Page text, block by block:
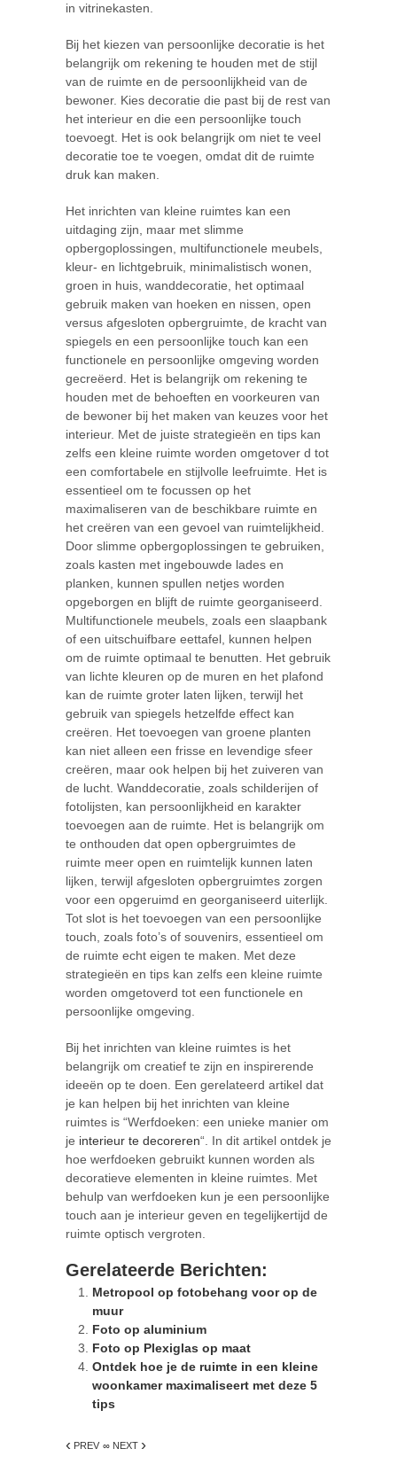
in vitrinekasten.
Bij het kiezen van persoonlijke decoratie is het
belangrijk om rekening te houden met de stijl
van de ruimte en de persoonlijkheid van de
bewoner. Kies decoratie die past bij de rest van
het interieur en die een persoonlijke touch
toevoegt. Het is ook belangrijk om niet te veel
decoratie toe te voegen, omdat dit de ruimte
druk kan maken.
Het inrichten van kleine ruimtes kan een
uitdaging zijn, maar met slimme
opbergoplossingen, multifunctionele meubels,
kleur- en lichtgebruik, minimalistisch wonen,
groen in huis, wanddecoratie, het optimaal
gebruik maken van hoeken en nissen, open
versus afgesloten opbergruimte, de kracht van
spiegels en een persoonlijke touch kan een
functionele en persoonlijke omgeving worden
gecreëerd. Het is belangrijk om rekening te
houden met de behoeften en voorkeuren van
de bewoner bij het maken van keuzes voor het
interieur. Met de juiste strategieën en tips kan
zelfs een kleine ruimte worden omgetover d tot
een comfortabele en stijlvolle leefruimte. Het is
essentieel om te focussen op het
maximaliseren van de beschikbare ruimte en
het creëren van een gevoel van ruimtelijkheid.
Door slimme opbergoplossingen te gebruiken,
zoals kasten met ingebouwde lades en
planken, kunnen spullen netjes worden
opgeborgen en blijft de ruimte georganiseerd.
Multifunctionele meubels, zoals een slaapbank
of een uitschuifbare eettafel, kunnen helpen
om de ruimte optimaal te benutten. Het gebruik
van lichte kleuren op de muren en het plafond
kan de ruimte groter laten lijken, terwijl het
gebruik van spiegels hetzelfde effect kan
creëren. Het toevoegen van groene planten
kan niet alleen een frisse en levendige sfeer
creëren, maar ook helpen bij het zuiveren van
de lucht. Wanddecoratie, zoals schilderijen of
fotolijsten, kan persoonlijkheid en karakter
toevoegen aan de ruimte. Het is belangrijk om
te onthouden dat open opbergruimtes de
ruimte meer open en ruimtelijk kunnen laten
lijken, terwijl afgesloten opbergruimtes zorgen
voor een opgeruimd en georganiseerd uiterlijk.
Tot slot is het toevoegen van een persoonlijke
touch, zoals foto’s of souvenirs, essentieel om
de ruimte echt eigen te maken. Met deze
strategieën en tips kan zelfs een kleine ruimte
worden omgetoverd tot een functionele en
persoonlijke omgeving.
Bij het inrichten van kleine ruimtes is het
belangrijk om creatief te zijn en inspirerende
ideeën op te doen. Een gerelateerd artikel dat
je kan helpen bij het inrichten van kleine
ruimtes is “Werfdoeken: een unieke manier om
je interieur te decoreren“. In dit artikel ontdek je
hoe werfdoeken gebruikt kunnen worden als
decoratieve elementen in kleine ruimtes. Met
behulp van werfdoeken kun je een persoonlijke
touch aan je interieur geven en tegelijkertijd de
ruimte optisch vergroten.
Gerelateerde Berichten:
Metropool op fotobehang voor op de
muur
Foto op aluminium
Foto op Plexiglas op maat
Ontdek hoe je de ruimte in een kleine
woonkamer maximaliseert met deze 5
tips
‹ PREV ∞ NEXT ›